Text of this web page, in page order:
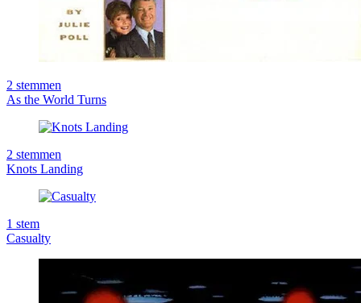
2 stemmen
As the World Turns
2 stemmen
Knots Landing
1 stem
Casualty